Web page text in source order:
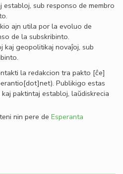
establoj, sub responso de membro
ajn utila por la evoluo de
de la subskribinto.
kaj geopolitikaj novaĵoj, sub
la redakcion tra pakto [ĉe]
. Publikigo estas
paktintaj establoj, laŭdiskrecia
nin pere de Esperanta